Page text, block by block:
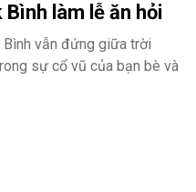
làm lễ ăn hỏi
Bình vẫn đứng giữa trời
sự cổ vũ của bạn bè và